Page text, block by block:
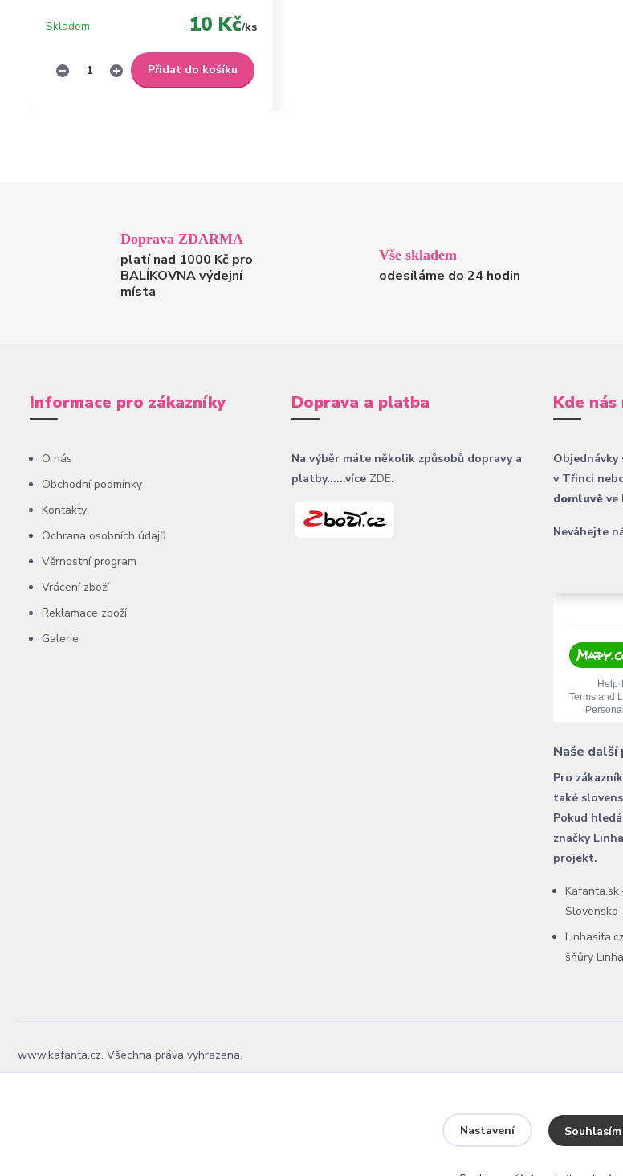
10 Kč/ks
Skladem
Přidat do košíku
Doprava ZDARMA
platí nad 1000 Kč pro
BALÍKOVNA výdejní
místa
Vše skladem
odesíláme do 24 hodin
Informace pro zákazníky
O nás
Obchodní podmínky
Kontakty
Ochrana osobních údajů
Věrnostní program
Vrácení zboží
Reklamace zboží
Galerie
Doprava a platba
Na výběr máte několik způsobů dopravy a
platby......více ZDE.
Kde
Objednávky
v Třinci
domluvě ve
Neváhejte
Naše
Pro
také
Pokud
značky
projekt.
Slovensko
šňůry
www.kafanta.cz. Všechna práva vyhrazena.
Nastavení Souhlasím